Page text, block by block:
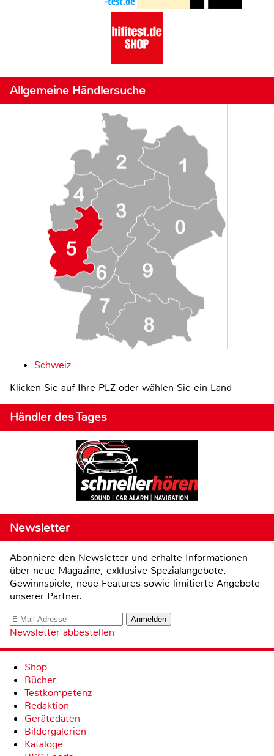
Allgemeine Händlersuche
Schweiz
Klicken Sie auf Ihre PLZ oder wählen Sie ein Land
Händler des Tages
Newsletter
Abonniere den Newsletter und erhalte Informationen
über neue Magazine, exklusive Spezialangebote,
Gewinnspiele, neue Features sowie limitierte Angebote
unserer Partner.
Newsletter abbestellen
Shop
Bücher
Testkompetenz
Redaktion
Gerätedaten
Bildergalerien
Kataloge